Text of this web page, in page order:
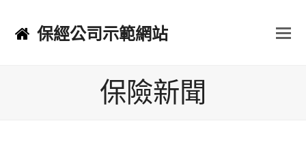
保經公司示範網站
保險新聞